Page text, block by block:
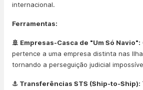
internacional.
Ferramentas:
🚢 Empresas-Casca de "Um Só Navio":
pertence a uma empresa distinta nas
tornando a perseguição judicial
⚓ Transferências STS (Ship-to-Ship):